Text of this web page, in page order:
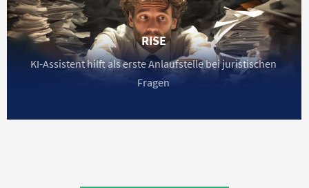
RISE
KI-Assistent hilft als erste Anlaufstelle bei juristischen
Fragen